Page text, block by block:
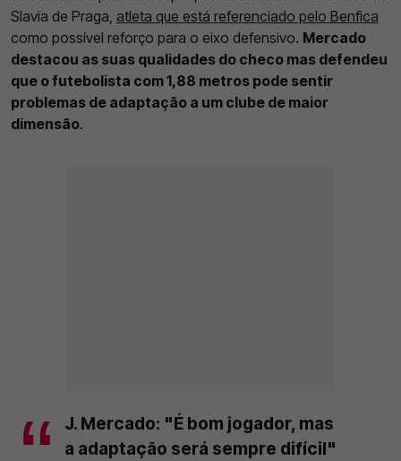
Slavia de Praga, atleta que está referenciado pelo Benfica
como possível reforço para o eixo defensivo. Mercado
destacou as suas qualidades do checo mas defendeu
que o futebolista com 1,88 metros pode sentir
problemas de adaptação a um clube de maior
dimensão.
J. Mercado: "É bom jogador, mas
a adaptação será sempre difícil"